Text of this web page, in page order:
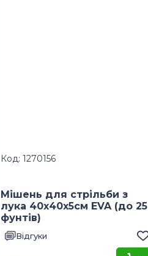
Код: 1270156
Мішень для стрільби з
лука 40х40х5см EVA (до 25
фунтів)
Відгуки